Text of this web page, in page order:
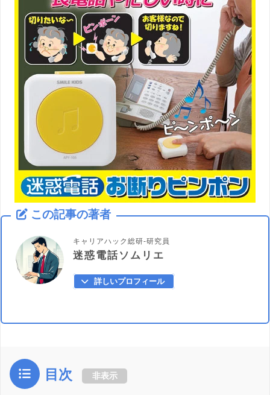
この記事の著者
キャリアハック総研-研究員
迷惑電話ソムリエ
詳しいプロフィール
目次 非表示